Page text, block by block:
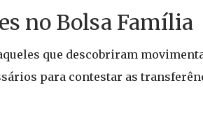
no Bolsa Família
que descobriram
para contestar as